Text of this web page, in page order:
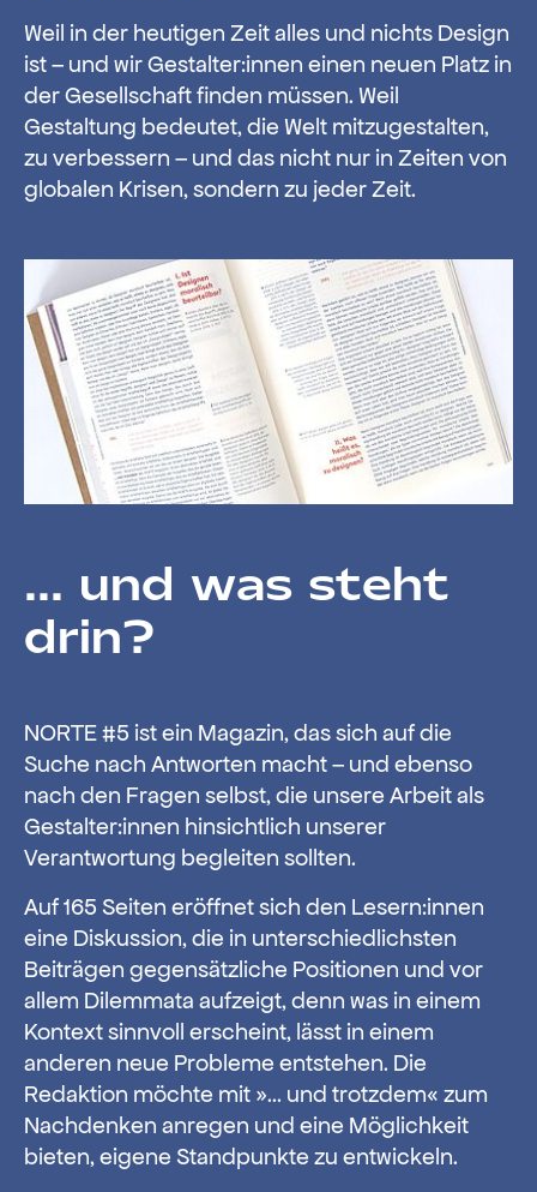
Weil in der heutigen Zeit alles und nichts Design
ist – und wir Gestalter:innen einen neuen Platz in
der Gesellschaft finden müssen. Weil
Gestaltung bedeutet, die Welt mitzugestalten,
zu verbessern – und das nicht nur in Zeiten von
globalen Krisen, sondern zu jeder Zeit.
... und was steht
drin?
NORTE #5 ist ein Magazin, das sich auf die
Suche nach Antworten macht – und ebenso
nach den Fragen selbst, die unsere Arbeit als
Gestalter:innen hinsichtlich unserer
Verantwortung begleiten sollten.
Auf 165 Seiten eröffnet sich den Lesern:innen
eine Diskussion, die in unterschiedlichsten
Beiträgen gegensätzliche Positionen und vor
allem Dilemmata aufzeigt, denn was in einem
Kontext sinnvoll erscheint, lässt in einem
anderen neue Probleme entstehen. Die
Redaktion möchte mit »… und trotzdem« zum
Nachdenken anregen und eine Möglichkeit
bieten, eigene Standpunkte zu entwickeln.